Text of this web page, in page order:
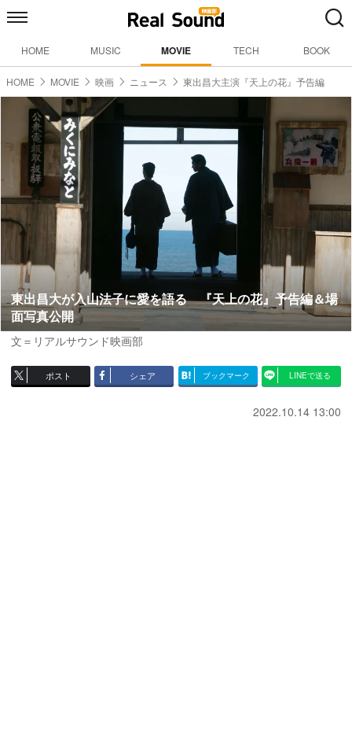
HOME MUSIC MOVIE TECH BOOK
HOME MOVIE 映画 ニュース 東出昌大主演『天上の花』予告編
東出昌大が入山法子に愛を語る 『天上の花』予告編＆場
面写真公開
文＝リアルサウンド映画部
ポスト シェア ブックマーク LINEで送る
2022.10.14 13:00